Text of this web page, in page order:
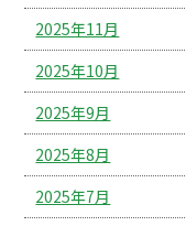
2025年11月
2025年10月
2025年9月
2025年8月
2025年7月